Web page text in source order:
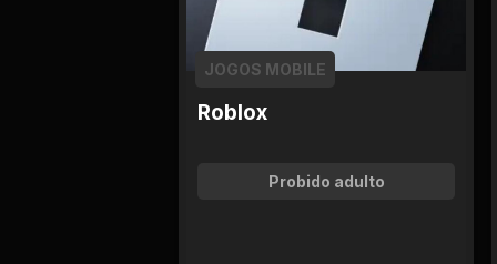
Roblox
JOGOS MOBILE
Probido adulto